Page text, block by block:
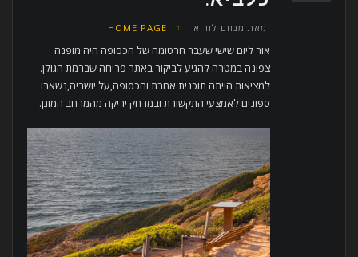
מאת מנחם לוריא HOME PAGE
אור ליום שישי שעבר חרטומה של הכסופה היה מופנה
צפונה במטרה להגיע לביקור באתר פריחה שברמת הגולן.
למציאות הייתה תוכנית אחרת והכסופה,על יושביה,נשארו
ספונים לאמצעי התקשורת ובמרחק יריקה מהמרחב המוגן.